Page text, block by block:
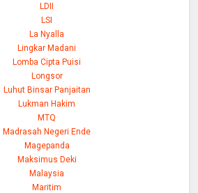
LDII
LSI
La Nyalla
Lingkar Madani
Lomba Cipta Puisi
Longsor
Luhut Binsar Panjaitan
Lukman Hakim
MTQ
Madrasah Negeri Ende
Magepanda
Maksimus Deki
Malaysia
Maritim